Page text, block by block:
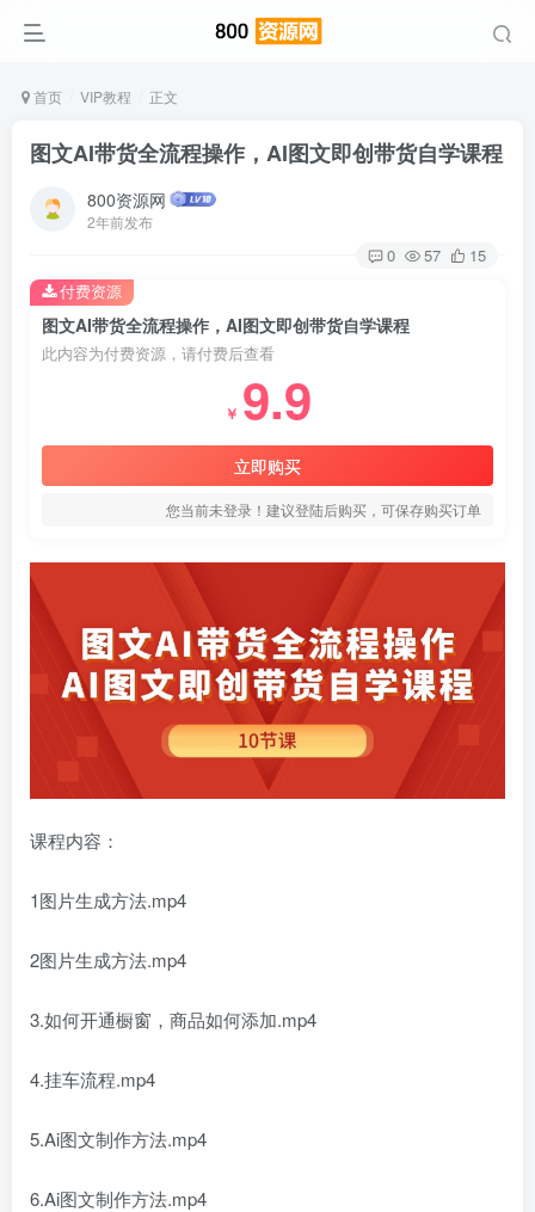
首页 VIP教程 正文
图文AI带货全流程操作，AI图文即创带货自学课程
800资源网
2年前发布
0 57 15
图文AI带货全流程操作，AI图文即创带货自学课程
此内容为付费资源，请付费后查看
￥ 9.9
立即购买
您当前未登录！建议登陆后购买，可保存购买订单
付费资源
课程内容：
1图片生成方法.mp4
2图片生成方法.mp4
3.如何开通橱窗，商品如何添加.mp4
4.挂车流程.mp4
5.Ai图文制作方法.mp4
6.Ai图文制作方法.mp4